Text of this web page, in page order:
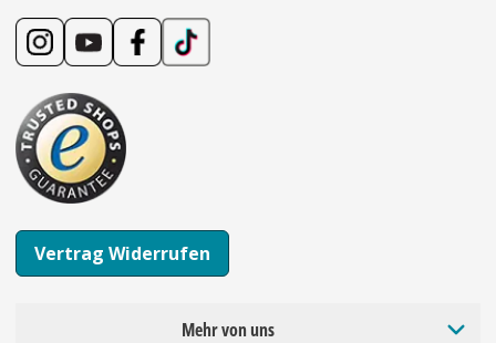
Vertrag Widerrufen
Mehr von uns